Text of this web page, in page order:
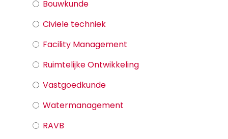
Bouwkunde
Civiele techniek
Facility Management
Ruimtelijke Ontwikkeling
Vastgoedkunde
Watermanagement
RAVB